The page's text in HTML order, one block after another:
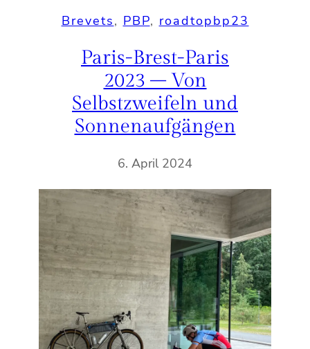
Brevets, PBP, roadtopbp23
Paris-Brest-Paris
2023 – Von
Selbstzweifeln und
Sonnenaufgängen
6. April 2024